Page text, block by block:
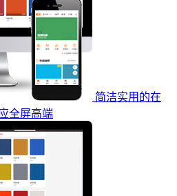
简洁实用的在
全屏高端